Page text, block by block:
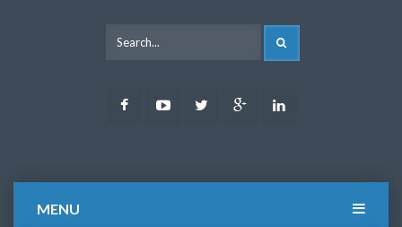
FacebookYoutubeTwitter Google
MENU